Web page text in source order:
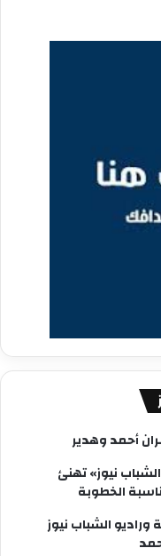
أحمد وهدير
نيوز» تهنئ
الخطوبة
وراديو الشباب نيوز